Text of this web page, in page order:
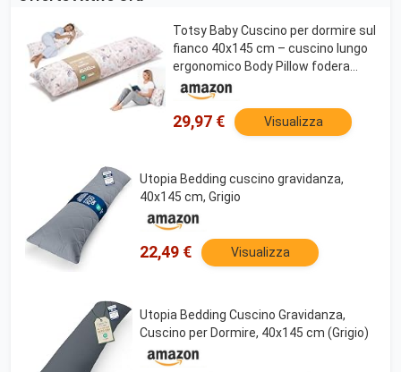
Totsy Baby Cuscino per dormire sul
fianco 40x145 cm – cuscino lungo
ergonomico Body Pillow fodera
Bouclé morbido traspirante
sfoderabile – certificato OEKO-TEX
Rosa selvatica
29,97 € Visualizza
Utopia Bedding cuscino gravidanza,
40x145 cm, Grigio
22,49 € Visualizza
Utopia Bedding Cuscino Gravidanza,
Cuscino per Dormire, 40x145 cm (Grigio)